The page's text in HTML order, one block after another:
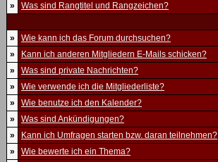
»
Was sind Rangtitel und Rangzeichen?
»
Wie kann ich das Forum durchsuchen?
»
Kann ich anderen Mitgliedern E-Mails schicken?
»
Was sind private Nachrichten?
»
Wie verwende ich die Mitgliederliste?
»
Wie benutze ich den Kalender?
»
Was sind Ankündigungen?
»
Kann ich Umfragen starten bzw. daran teilnehmen?
»
Wie bewerte ich ein Thema?